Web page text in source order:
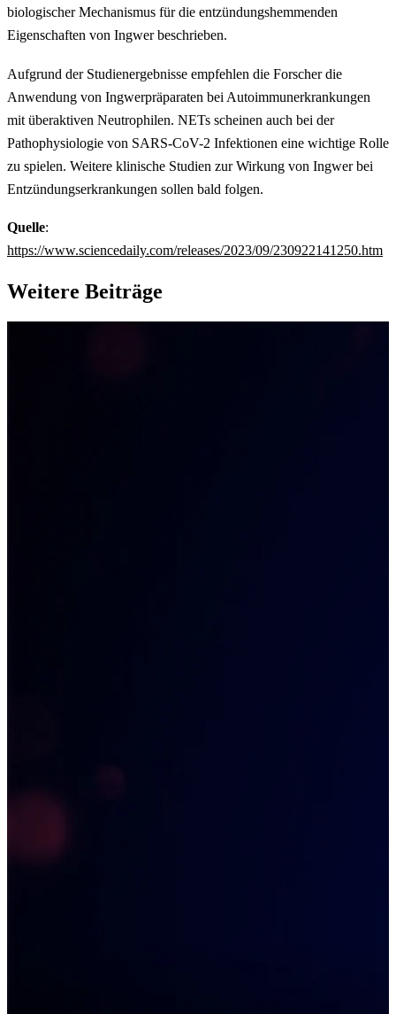
biologischer Mechanismus für die entzündungshemmenden
Eigenschaften von Ingwer beschrieben.
Aufgrund der Studienergebnisse empfehlen die Forscher die
Anwendung von Ingwerpräparaten bei Autoimmunerkrankungen
mit überaktiven Neutrophilen. NETs scheinen auch bei der
Pathophysiologie von SARS-CoV-2 Infektionen eine wichtige Rolle
zu spielen. Weitere klinische Studien zur Wirkung von Ingwer bei
Entzündungserkrankungen sollen bald folgen.
Quelle:
https://www.sciencedaily.com/releases/2023/09/230922141250.htm
Weitere Beiträge